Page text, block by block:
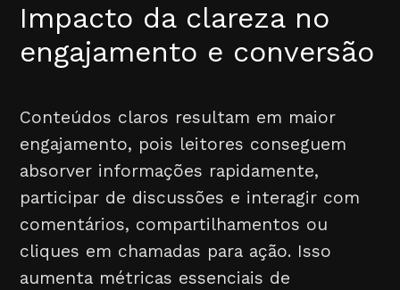
Impacto da clareza no
engajamento e conversão
Conteúdos claros resultam em maior
engajamento, pois leitores conseguem
absorver informações rapidamente,
participar de discussões e interagir com
comentários, compartilhamentos ou
cliques em chamadas para ação. Isso
aumenta métricas essenciais de